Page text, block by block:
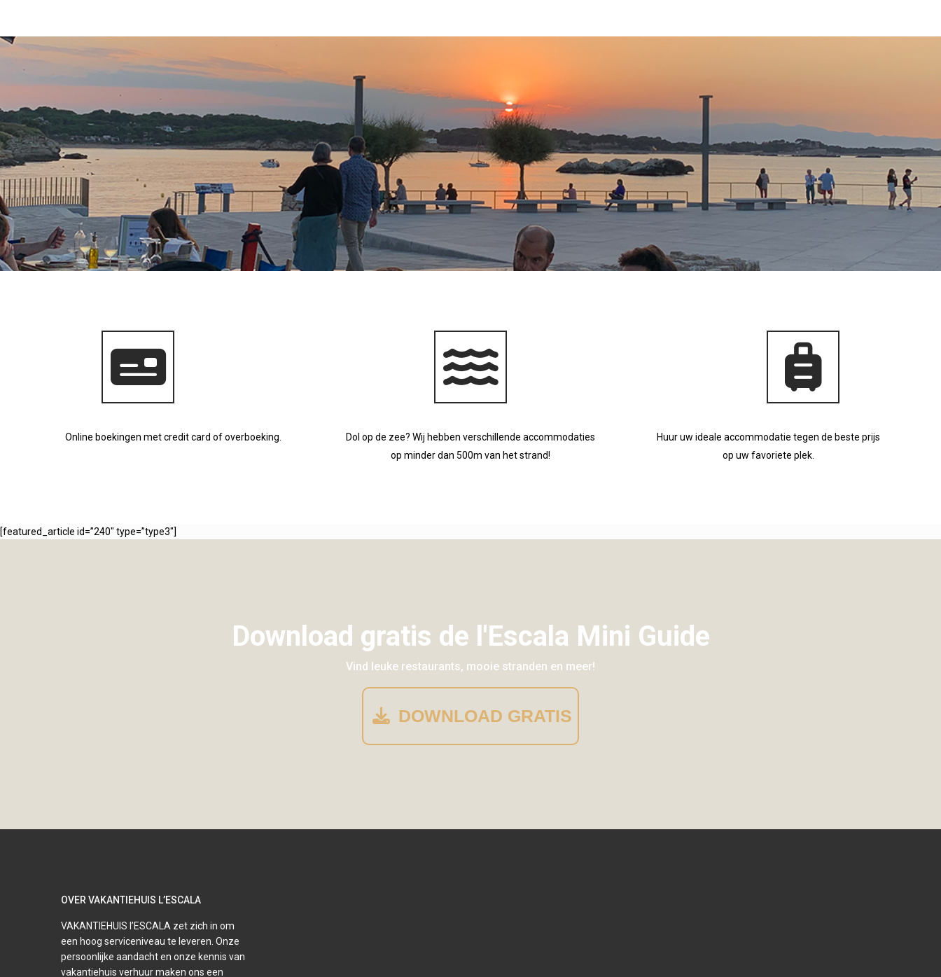
Online boekingen met credit card of overboeking.
Dol op de zee? Wij hebben verschillende accommodaties
op minder dan 500m van het strand!
Huur uw ideale accommodatie tegen de beste prijs
op uw favoriete plek.
[featured_article id=”240″ type=”type3″]
Download gratis de l'Escala Mini Guide
Vind leuke restaurants, mooie stranden en meer!
DOWNLOAD GRATIS
OVER VAKANTIEHUIS L’ESCALA
VAKANTIEHUIS l’ESCALA zet zich in om
een hoog serviceniveau te leveren. Onze
persoonlijke aandacht en onze kennis van
vakantiehuis verhuur maken ons een